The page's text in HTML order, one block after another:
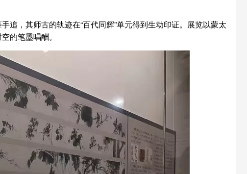
追，其师古的轨迹在“百代同辉”单元得到生动印证。展览以蒙太
的笔墨唱酬。